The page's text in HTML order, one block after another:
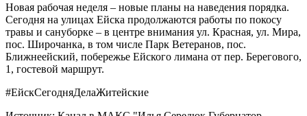
Новая рабочая неделя – новые планы на наведения порядка.
Сегодня на улицах Ейска продолжаются работы по покосу
травы и сануборке – в центре внимания ул. Красная, ул. Мира,
пос. Широчанка, в том числе Парк Ветеранов, пос.
Ближнеейский, побережье Ейского лимана от пер. Берегового,
1, гостевой маршрут.
#ЕйскСегодняДелаЖитейские